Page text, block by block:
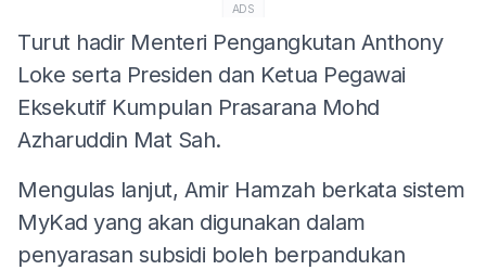
ADS
Turut hadir Menteri Pengangkutan Anthony
Loke serta Presiden dan Ketua Pegawai
Eksekutif Kumpulan Prasarana Mohd
Azharuddin Mat Sah.
Mengulas lanjut, Amir Hamzah berkata sistem
MyKad yang akan digunakan dalam
penyarasan subsidi boleh berpandukan